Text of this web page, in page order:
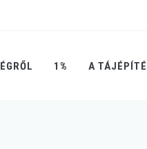
1% A